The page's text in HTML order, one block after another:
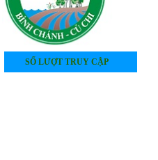
SỐ LƯỢT TRUY CẬP